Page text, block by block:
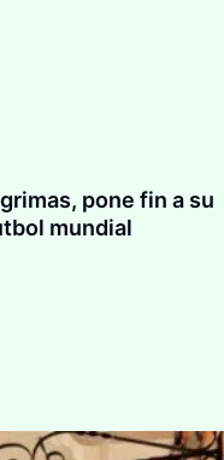
pone fin a su
mundial